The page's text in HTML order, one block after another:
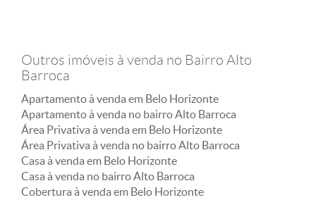
Outros imóveis à venda no Bairro Alto
Barroca
Apartamento à venda em Belo Horizonte
Apartamento à venda no bairro Alto Barroca
Área Privativa à venda em Belo Horizonte
Área Privativa à venda no bairro Alto Barroca
Casa à venda em Belo Horizonte
Casa à venda no bairro Alto Barroca
Cobertura à venda em Belo Horizonte